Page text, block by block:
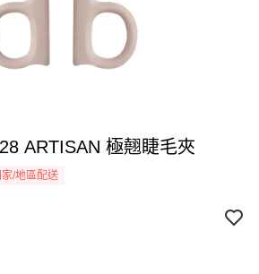
ARTISAN 極翹睫毛夾
家/地區配送